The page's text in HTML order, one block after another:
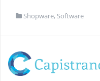
Shopware, Software